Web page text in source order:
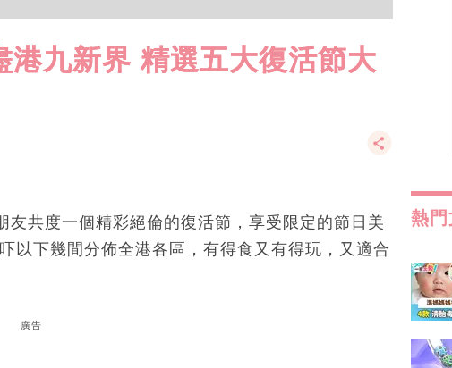
港九新界 精選五大復活節大
共度一個精彩絕倫的復活節，享受限定的節日美
以下幾間分佈全港各區，有得食又有得玩，又適合
廣告
熱門